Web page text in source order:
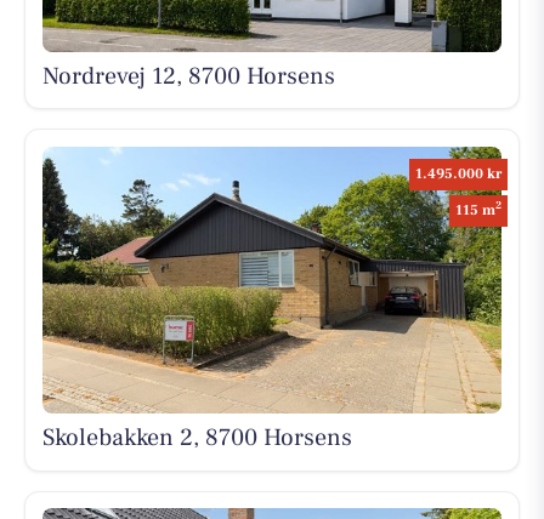
Nordrevej 12, 8700 Horsens
1.495.000 kr
115 m2
Skolebakken 2, 8700 Horsens